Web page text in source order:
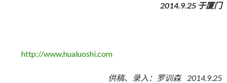
2014.9.25 于厦门
http://www.hualuoshi.com
供稿、录入：罗训森 2014.9.25